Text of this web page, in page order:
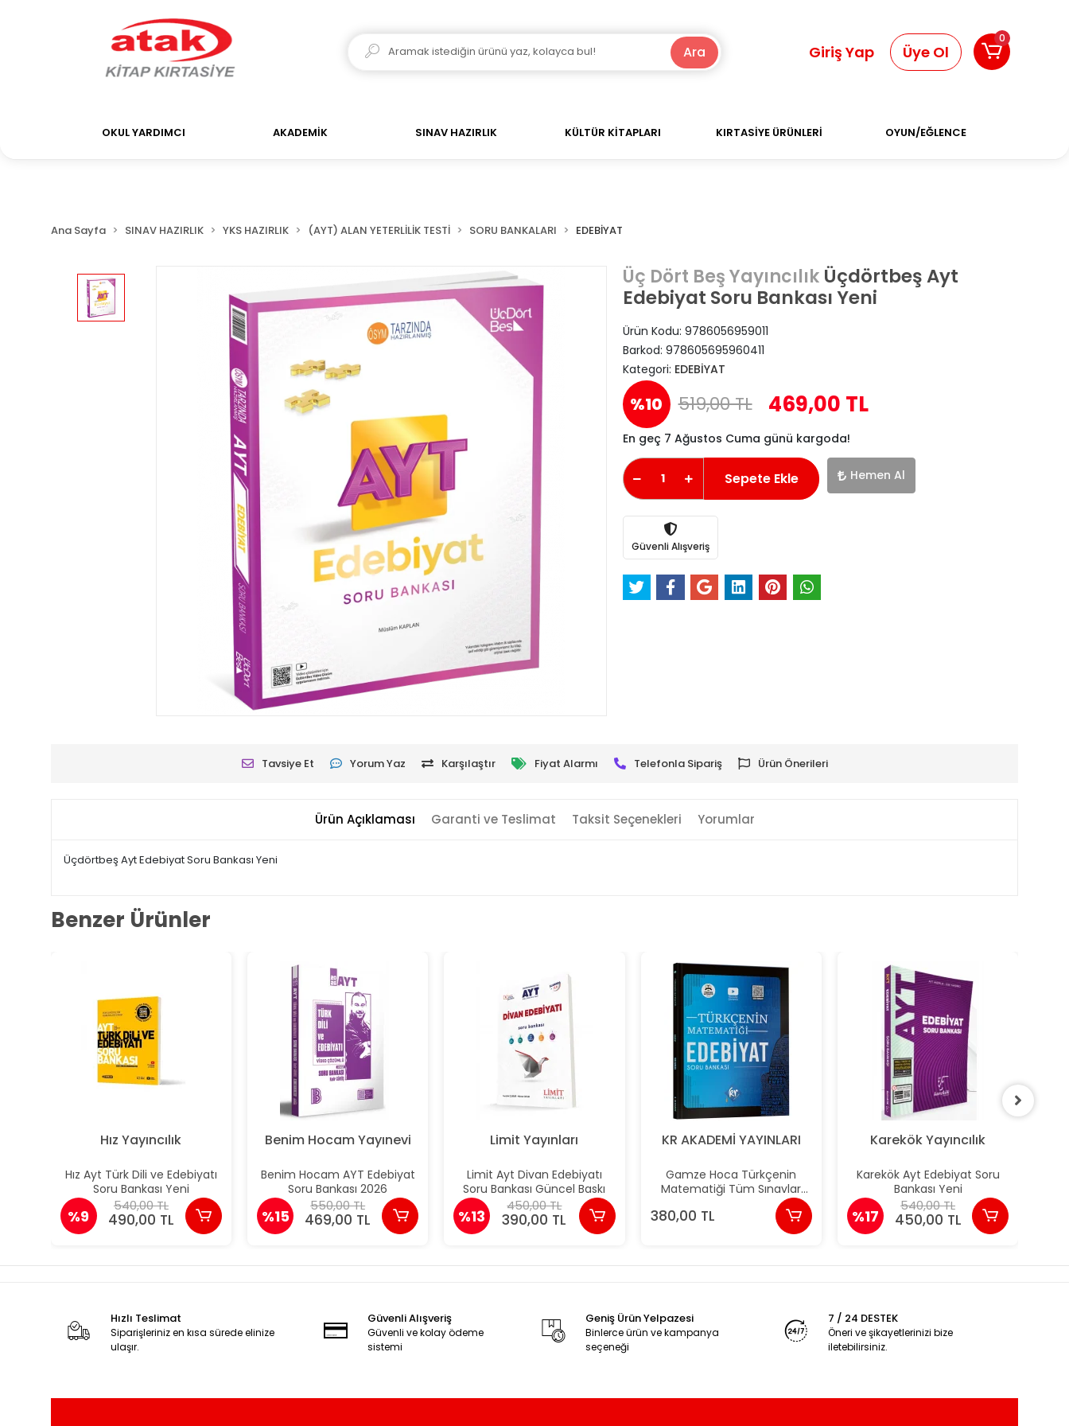
Ara Giriş Yap Üye Ol
0
OKUL YARDIMCI AKADEMİK SINAV HAZIRLIK KÜLTÜR KİTAPLARI KIRTASİYE ÜRÜNLERİ OYUN/EĞLENCE
Ana Sayfa SINAV HAZIRLIK YKS HAZIRLIK (AYT) ALAN YETERLİLİK TESTİ SORU BANKALARI EDEBİYAT
Üç Dört Beş YayıncılıkÜçdörtbeş Ayt
Edebiyat Soru Bankası Yeni
Ürün Kodu: 9786056959011
Barkod: 978605695960411
Kategori: EDEBİYAT
%10 519,00 TL 469,00 TL
En geç 7 Ağustos Cuma günü kargoda!
Sepete Ekle Hemen Al
Güvenli Alışveriş
Tavsiye Et Yorum Yaz Karşılaştır Fiyat Alarmı Telefonla Sipariş Ürün Önerileri
Ürün Açıklaması Garanti ve Teslimat Taksit Seçenekleri Yorumlar
Üçdörtbeş Ayt Edebiyat Soru Bankası Yeni
Benzer Ürünler
Hız Yayıncılık
Hız Ayt Türk Dili ve Edebiyatı
Soru Bankası Yeni
%9
540,00 TL
490,00 TL
Benim Hocam Yayınevi
Benim Hocam AYT Edebiyat
Soru Bankası 2026
%15
550,00 TL
469,00 TL
Limit Yayınları
Limit Ayt Divan Edebiyatı
Soru Bankası Güncel Baskı
%13
450,00 TL
390,00 TL
KR AKADEMİ YAYINLARI
Gamze Hoca Türkçenin
Matematiği Tüm Sınavlar
İçin Edebiyat Soru Bankası KR
Akademi Yayınları
380,00 TL
Karekök Yayıncılık
Karekök Ayt Edebiyat Soru
Bankası Yeni
%17
540,00 TL
450,00 TL
Hızlı Teslimat
Siparişleriniz en kısa sürede elinize
ulaşır.
Güvenli Alışveriş
Güvenli ve kolay ödeme
sistemi
Geniş Ürün Yelpazesi
Binlerce ürün ve kampanya
seçeneği
7 / 24 DESTEK
Öneri ve şikayetlerinizi bize
iletebilirsiniz.